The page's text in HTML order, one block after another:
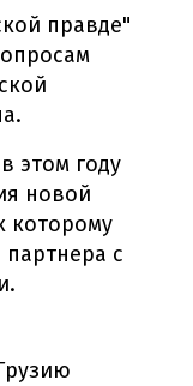
правде"
этом году
новой
которому
с